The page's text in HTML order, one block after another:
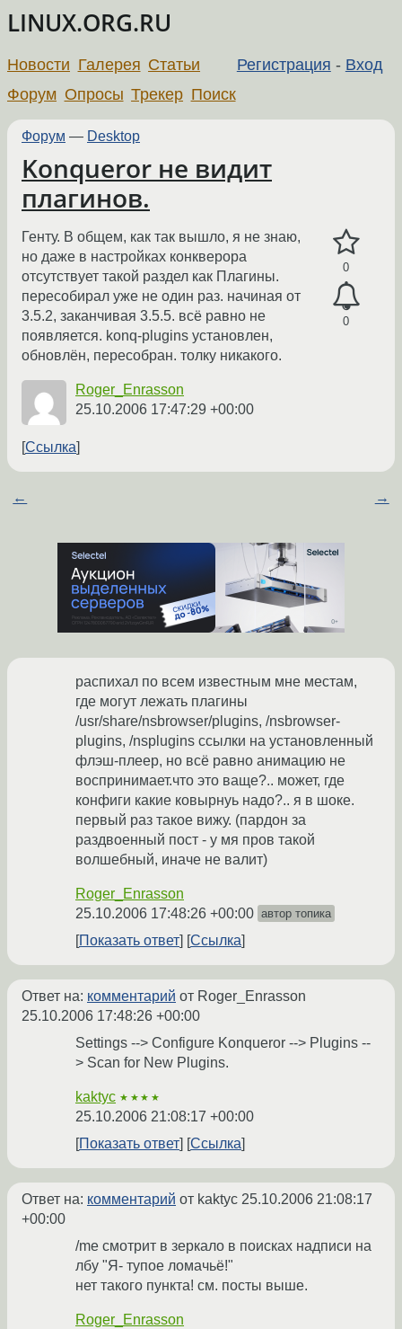
LINUX.ORG.RU
Регистрация - Вход
Новости Галерея Статьи
Форум Опросы Трекер Поиск
Форум — Desktop
Konqueror не видит
плагинов.
0
0
Генту. В общем, как так вышло, я не знаю,
но даже в настройках конкверора
отсутствует такой раздел как Плагины.
пересобирал уже не один раз. начиная от
3.5.2, заканчивая 3.5.5. всё равно не
появляется. konq-plugins установлен,
обновлён, пересобран. толку никакого.
Roger_Enrasson
25.10.2006 17:47:29 +00:00
Ссылка
← →
распихал по всем известным мне местам,
где могут лежать плагины
/usr/share/nsbrowser/plugins, /nsbrowser-
plugins, /nsplugins ссылки на установленный
флэш-плеер, но всё равно анимацию не
воспринимает.что это ваще?.. может, где
конфиги какие ковырнуь надо?.. я в шоке.
первый раз такое вижу. (пардон за
раздвоенный пост - у мя пров такой
волшебный, иначе не валит)
Roger_Enrasson
25.10.2006 17:48:26 +00:00 автор топика
Показать ответ Ссылка
Ответ на: комментарий от Roger_Enrasson
25.10.2006 17:48:26 +00:00
Settings --> Configure Konqueror --> Plugins --
> Scan for New Plugins.
kaktyc ★★★★
25.10.2006 21:08:17 +00:00
Показать ответ
Ссылка
Ответ на: комментарий от kaktyc 25.10.2006 21:08:17
+00:00
/me смотрит в зеркало в поисках надписи на
лбу "Я- тупое ломачьё!"
нет такого пункта! см. посты выше.
Roger_Enrasson